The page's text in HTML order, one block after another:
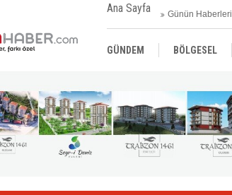
Ana Sayfa Günün Haberleri
GÜNDEM BÖLGESEL
SAĞLIK